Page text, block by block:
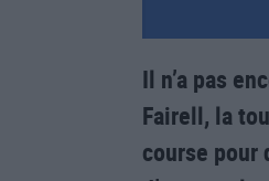
Il n’a pas
Fairell, la
course pour